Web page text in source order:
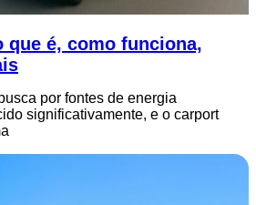
que é, como funciona,
por fontes de energia
significativamente, e o carport